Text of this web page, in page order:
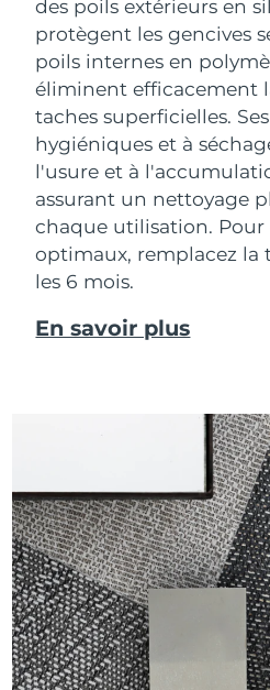
des poils extérieurs en
protègent les gencives
poils internes en
éliminent efficacement
taches superficielles.
hygiéniques et à
l'usure et à
assurant un nettoyage
chaque utilisation. Pour
optimaux, remplacez la
les 6 mois.
En savoir plus